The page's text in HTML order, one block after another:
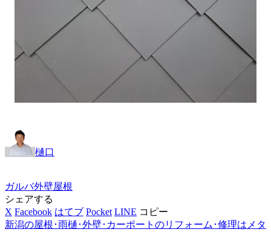
樋口
ガルバ外壁屋根
シェアする
X Facebook はてブ Pocket LINE コピー
新潟の屋根･雨樋･外壁･カーポートのリフォーム･修理はメタ